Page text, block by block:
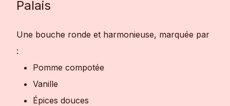
Palais
Une bouche ronde et harmonieuse, marquée par
:
Pomme compotée
Vanille
Épices douces